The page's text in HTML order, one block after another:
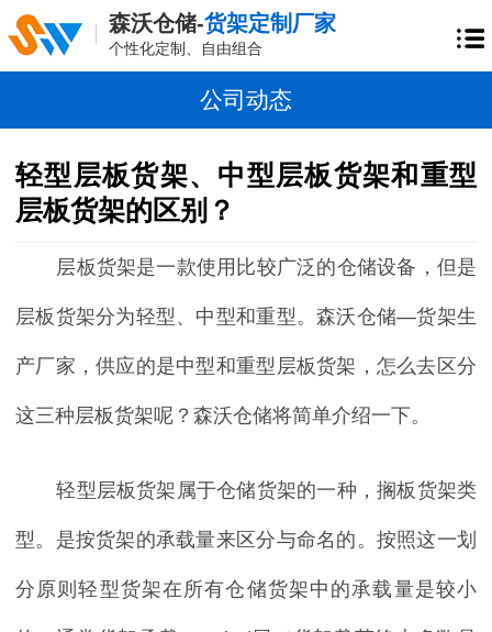
森沃仓储-货架定制厂家
个性化定制、自由组合
公司动态
轻型层板货架、中型层板货架和重型
层板货架的区别？
层板货架是一款使用比较广泛的仓储设备，但是
层板货架分为轻型、中型和重型。森沃仓储—货架生
产厂家，供应的是中型和重型层板货架，怎么去区分
这三种层板货架呢？森沃仓储将简单介绍一下。
轻型层板货架属于仓储货架的一种，搁板货架类
型。是按货架的承载量来区分与命名的。按照这一划
分原则轻型货架在所有仓储货架中的承载量是较小